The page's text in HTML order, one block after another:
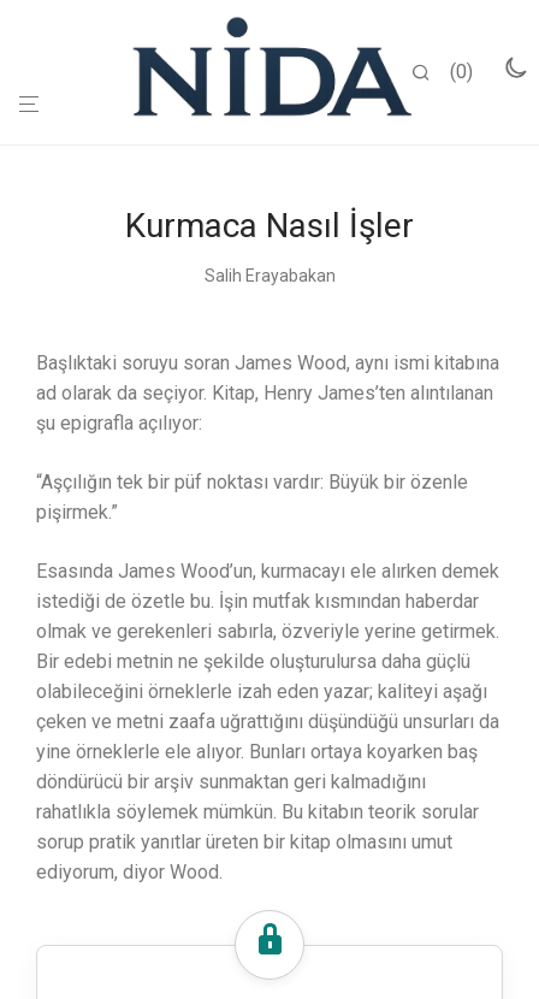
0
Kurmaca Nasıl İşler
Salih Erayabakan
Başlıktaki soruyu soran James Wood, aynı ismi kitabına
ad olarak da seçiyor. Kitap, Henry James’ten alıntılanan
şu epigrafla açılıyor:
“Aşçılığın tek bir püf noktası vardır: Büyük bir özenle
pişirmek.”
Esasında James Wood’un, kurmacayı ele alırken demek
istediği de özetle bu. İşin mutfak kısmından haberdar
olmak ve gerekenleri sabırla, özveriyle yerine getirmek.
Bir edebi metnin ne şekilde oluşturulursa daha güçlü
olabileceğini örneklerle izah eden yazar; kaliteyi aşağı
çeken ve metni zaafa uğrattığını düşündüğü unsurları da
yine örneklerle ele alıyor. Bunları ortaya koyarken baş
döndürücü bir arşiv sunmaktan geri kalmadığını
rahatlıkla söylemek mümkün. Bu kitabın teorik sorular
sorup pratik yanıtlar üreten bir kitap olmasını umut
ediyorum, diyor Wood.